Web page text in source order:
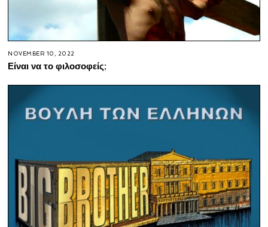
NOVEMBER 10, 2022
Είναι να το φιλοσοφείς;